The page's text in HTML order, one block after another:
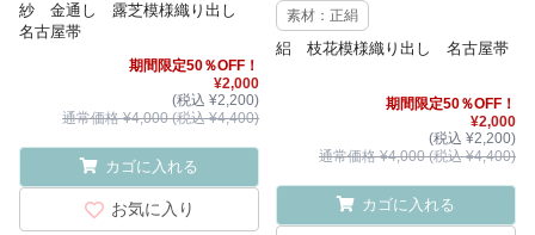
紗 金通し 露芝模様織り出し
名古屋帯
期間限定50％OFF！
¥2,000
(税込 ¥2,200)
通常価格 ¥4,000 (税込 ¥4,400)
カゴに入れる
お気に入り
素材：正絹
絽 枝花模様織り出し 名古屋帯
期間限定50％OFF！
¥2,000
(税込 ¥2,200)
通常価格 ¥4,000 (税込 ¥4,400)
カゴに入れる